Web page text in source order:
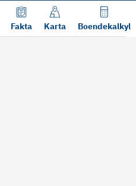
Fakta Karta Boendekalkyl